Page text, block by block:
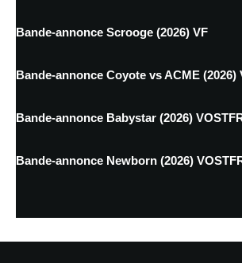
Bande-annonce Scrooge (2026) VF
Bande-annonce Coyote vs ACME (2026)
Bande-annonce Babystar (2026)
Bande-annonce Newborn (2026)